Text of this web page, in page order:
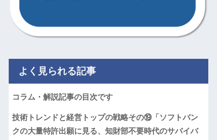
よく見られる記事
コラム・解説記事の目次です
技術トレンドと経営トップの戦略その⑲「ソフトバン
クの大量特許出願に見る、知財部不要時代のサバイバ